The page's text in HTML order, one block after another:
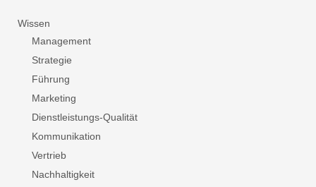
Wissen
Management
Strategie
Führung
Marketing
Dienstleistungs-Qualität
Kommunikation
Vertrieb
Nachhaltigkeit